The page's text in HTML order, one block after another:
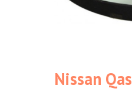
Nissan